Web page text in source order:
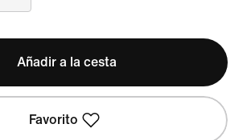
Añadir a la cesta
Favorito